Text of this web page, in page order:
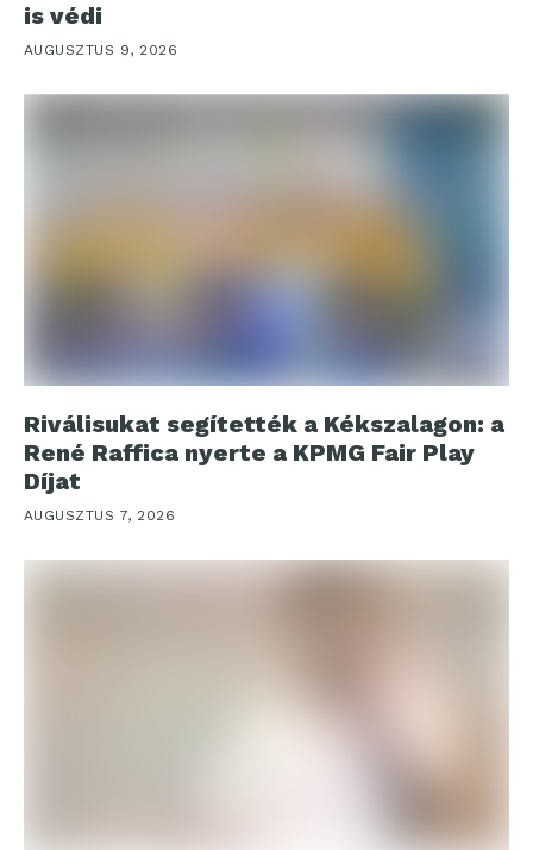
is védi
AUGUSZTUS 9, 2026
Riválisukat segítették a Kékszalagon: a
René Raffica nyerte a KPMG Fair Play
Díjat
AUGUSZTUS 7, 2026